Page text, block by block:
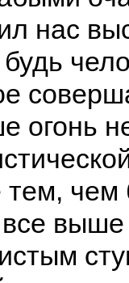
нас
огонь
все